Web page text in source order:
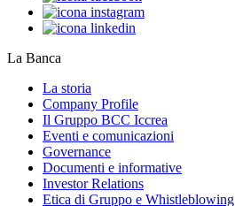
La Banca
La storia
Company Profile
Il Gruppo BCC Iccrea
Eventi e comunicazioni
Governance
Documenti e informative
Investor Relations
Etica di Gruppo e Whistleblowing